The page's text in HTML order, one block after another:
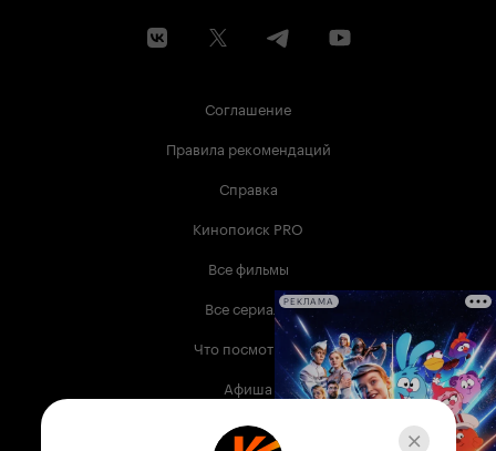
Соглашение
Правила рекомендаций
Справка
Кинопоиск PRO
Все фильмы
Все сериалы
Что посмотреть
Афиша
Музыка
РЕКЛАМА